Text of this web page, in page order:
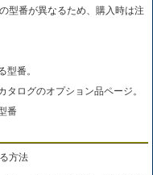
型番が異なるため、購入時は注
型番。
ログのオプション品ページ。
番
方法